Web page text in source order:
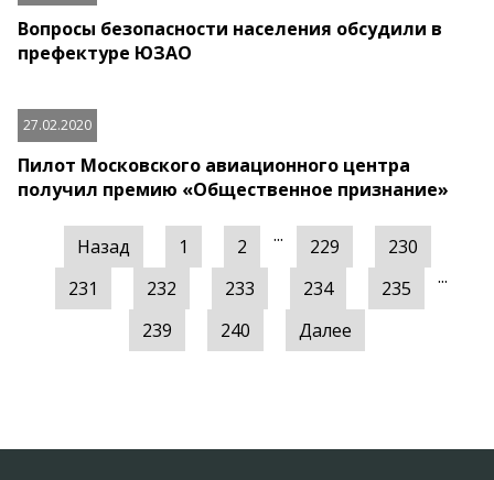
Вопросы безопасности населения обсудили в
префектуре ЮЗАО
27.02.2020
Пилот Московского авиационного центра
получил премию «Общественное признание»
Назад 1 2 ... 229
230
231
232 233 234 235 ...
239 240 Далее